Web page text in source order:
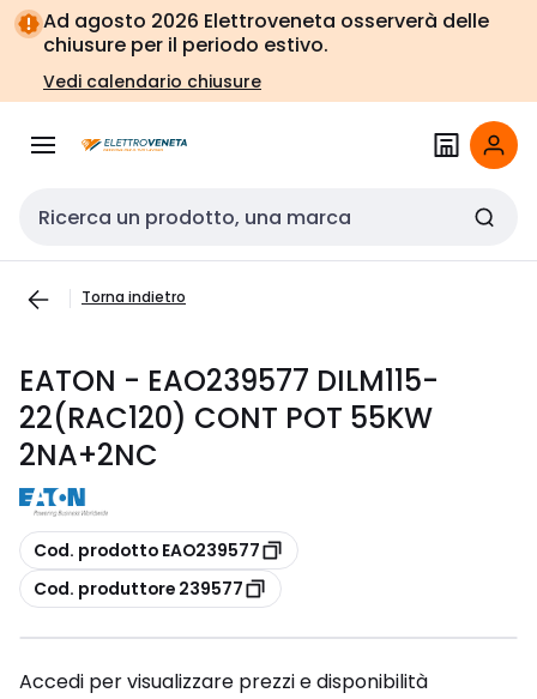
Vai alla
navigazione
Vai
alla
pagina
Ad agosto 2026 Elettroveneta osserverà delle
chiusure per il periodo estivo.
Vedi calendario chiusure
Cerca input
Torna indietro
EATON - EAO239577 DILM115-
22(RAC120) CONT POT 55KW
2NA+2NC
copia
Cod. prodotto EAO239577
copia
Cod. produttore 239577
Accedi per visualizzare prezzi e disponibilità